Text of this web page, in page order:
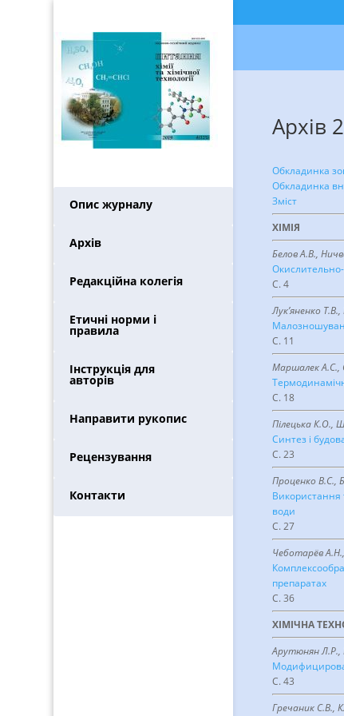
Опис журналу
Архів
Редакційна колегія
Етичні норми і
правила
Інструкція для
авторів
Направити рукопис
Рецензування
Контакти
Архів
Обкладинка
Обкладинка
Зміст
ХІМІЯ
Белов А.В.,
С. 4
Лук’яненко
С. 11
Маршалек А.С.,
С. 18
Пілецька К.О.,
Синтез і
С. 23
Проценко В.С.,
Використання
води
С. 27
Чеботарёв
препаратах
С. 36
ХІМІЧНА
Арутюнян Л.Р.,
С. 43
Гречаник С.В.,